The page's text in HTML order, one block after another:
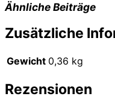
Ähnliche Beiträge
Zusätzliche
Gewicht 0,36 kg
Rezensionen